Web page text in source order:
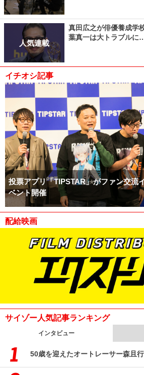
人気連載
真田広之が俳優養成学
葉真一は大トラブルに
イチオシ記事
投票アプリ「TIPSTAR」がファン交流
ベント開催
配給映画
サイゾー人気記事ランキング
インタビュー
50歳を迎えたオートレーサー森且